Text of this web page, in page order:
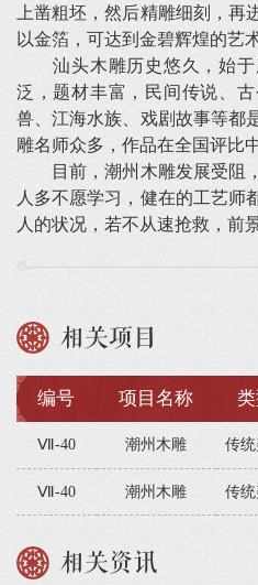
上凿粗坯，然后精雕细刻，
以金箔，可达到金碧辉煌的艺
汕头木雕历史悠久，始于
泛，题材丰富，民间传说、
兽、江海水族、戏剧故事等都
雕名师众多，作品在全国评比
目前，潮州木雕发展受阻
人多不愿学习，健在的工艺师
人的状况，若不从速抢救，前
相关项目
编号 项目名称
Ⅶ-40 潮州木雕 传
Ⅶ-40 潮州木雕 传
相关资讯